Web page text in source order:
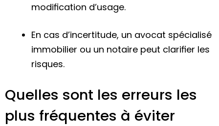
modification d’usage.
En cas d’incertitude, un avocat spécialisé
immobilier ou un notaire peut clarifier les
risques.
Quelles sont les erreurs les
plus fréquentes à éviter